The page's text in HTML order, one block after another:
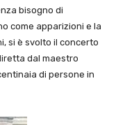
bisogno di
come apparizioni e la
si è svolto il concerto
dal maestro
di persone in